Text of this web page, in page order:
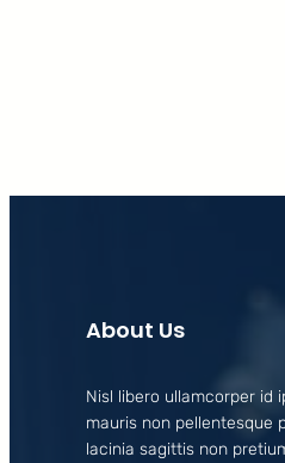
About Us
Nisl libero ullamcorper id
mauris non pellentesque
lacinia sagittis non